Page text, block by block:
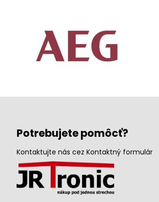
Potrebujete pomôcť?
Kontaktujte nás cez Kontaktný formulár